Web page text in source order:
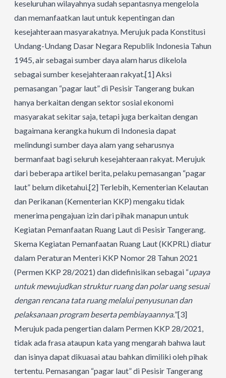
keseluruhan wilayahnya sudah sepantasnya mengelola
dan memanfaatkan laut untuk kepentingan dan
kesejahteraan masyarakatnya. Merujuk pada Konstitusi
Undang-Undang Dasar Negara Republik Indonesia Tahun
1945, air sebagai sumber daya alam harus dikelola
sebagai sumber kesejahteraan rakyat.[1]Aksi
pemasangan “pagar laut” di Pesisir Tangerang bukan
hanya berkaitan dengan sektor sosial ekonomi
masyarakat sekitar saja, tetapi juga berkaitan dengan
bagaimana kerangka hukum di Indonesia dapat
melindungi sumber daya alam yang seharusnya
bermanfaat bagi seluruh kesejahteraan rakyat. Merujuk
dari beberapa artikel berita, pelaku pemasangan “pagar
laut” belum diketahui.[2] Terlebih, Kementerian Kelautan
dan Perikanan (Kementerian KKP) mengaku tidak
menerima pengajuan izin dari pihak manapun untuk
Kegiatan Pemanfaatan Ruang Laut di Pesisir Tangerang.
Skema Kegiatan Pemanfaatan Ruang Laut (KKPRL) diatur
dalam Peraturan Menteri KKP Nomor 28 Tahun 2021
(Permen KKP 28/2021) dan didefinisikan sebagai “upaya
untuk mewujudkan struktur ruang dan polar uang sesuai
dengan rencana tata ruang melalui penyusunan dan
pelaksanaan program beserta pembiayaannya.”[3]
Merujuk pada pengertian dalam Permen KKP 28/2021,
tidak ada frasa ataupun kata yang mengarah bahwa laut
dan isinya dapat dikuasai atau bahkan dimiliki oleh pihak
tertentu. Pemasangan “pagar laut” di Pesisir Tangerang